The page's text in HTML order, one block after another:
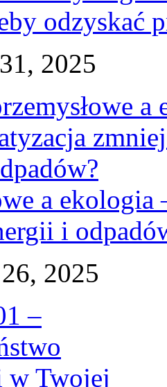
odzyskać
2025
a
i
2025